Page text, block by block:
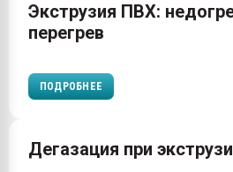
Экструзия ПВХ:
перегрев
ПОДРОБНЕЕ
Дегазация при